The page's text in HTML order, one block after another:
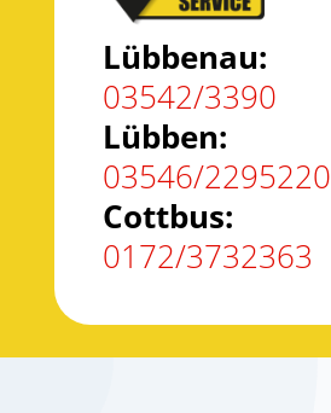
Lübbenau:
03542/3390
Lübben:
03546/2295220
Cottbus:
0172/3732363